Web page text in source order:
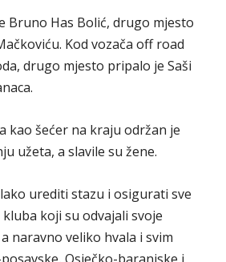
Bruno Has Bolić, drugo mjesto
Kod vozača off road
drugo mjesto pripalo je Saši
kao šećer na kraju održan je
užeta, a slavile su žene.
urediti stazu i osigurati sve
koji su odvajali svoje
naravno veliko hvala i svim